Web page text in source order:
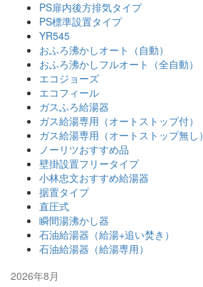
PS扉内後方排気タイプ
PS標準設置タイプ
YR545
おふろ沸かしオート（自動）
おふろ沸かしフルオート（全自動）
エコジョーズ
エコフィール
ガスふろ給湯器
ガス給湯専用（オートストップ付）
ガス給湯専用（オートストップ無し）
ノーリツおすすめ品
壁掛設置フリータイプ
小林忠文おすすめ給湯器
据置タイプ
直圧式
瞬間湯沸かし器
石油給湯器（給湯+追い焚き）
石油給湯器（給湯専用）
2026年8月